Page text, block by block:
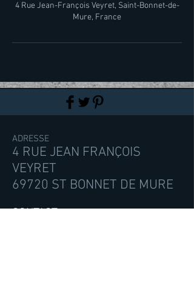
4 Rue Jean-François Veyret, Saint-Bonnet-de-
Mure, France
ADRESSE
4 RUE JEAN FRANÇOIS
VEYRET
69720 ST BONNET DE MURE
CONTACT